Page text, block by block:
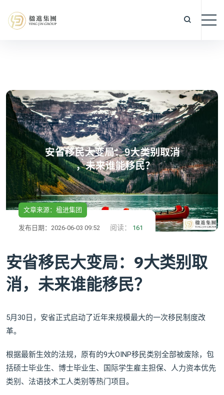
文章来源：楹进集团
发布日期：2026-06-03 09:52 阅读： 161
安省移民大变局：9大类别取
消，未来谁能移民？
5月30日，安省正式启动了近年来规模最大的一次移民制度改
革。
根据最新生效的法规，原有的9大OINP移民类别全部被废除，包
括硕士毕业生、博士毕业生、国际学生雇主担保、人力资本优先
类别、法语技术工人类别等热门项目。